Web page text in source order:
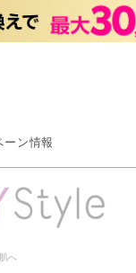
ーン情報
へ